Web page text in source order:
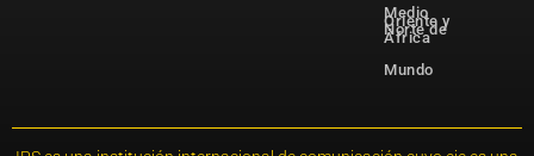
Medio
Oriente y
Norte de
África
Mundo